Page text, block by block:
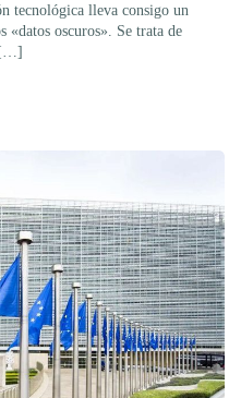
tecnológica lleva consigo un
oscuros». Se trata de
[…]